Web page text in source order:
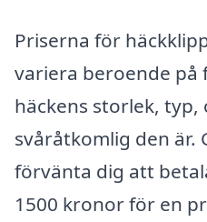
Priserna för
variera beroende på
häckens storlek, typ,
svåråtkomlig den är.
förvänta dig att
1500 kronor för en